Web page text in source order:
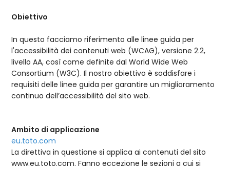
Obiettivo
In questo facciamo riferimento alle linee guida per
l'accessibilità dei contenuti web (WCAG), versione 2.2,
livello AA, così come definite dal World Wide Web
Consortium (W3C). Il nostro obiettivo è soddisfare i
requisiti delle linee guida per garantire un miglioramento
continuo dell’accessibilità del sito web.
Ambito di applicazione
eu.toto.com
La direttiva in questione si applica ai contenuti del sito
www.eu.toto.com. Fanno eccezione le sezioni a cui si